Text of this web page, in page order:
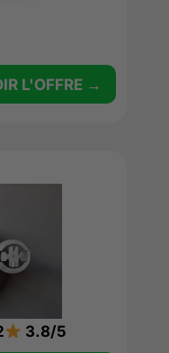
L'OFFRE →
3.8/5